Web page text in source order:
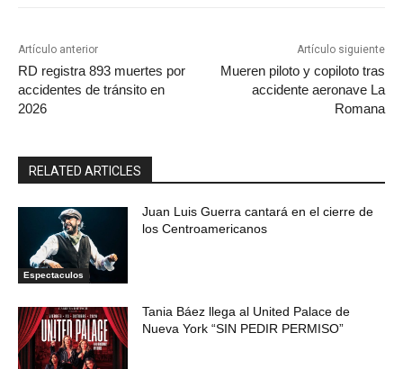
Artículo anterior
RD registra 893 muertes por
accidentes de tránsito en
2026
Artículo siguiente
Mueren piloto y copiloto tras
accidente aeronave La
Romana
RELATED ARTICLES
Espectaculos
Juan Luis Guerra cantará en el cierre de
los Centroamericanos
Tania Báez llega al United Palace de
Nueva York “SIN PEDIR PERMISO”